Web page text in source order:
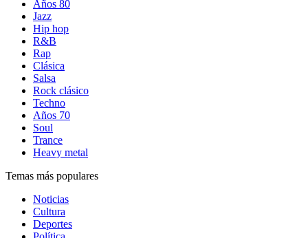
Años 80
Jazz
Hip hop
R&B
Rap
Clásica
Salsa
Rock clásico
Techno
Años 70
Soul
Trance
Heavy metal
Temas más populares
Noticias
Cultura
Deportes